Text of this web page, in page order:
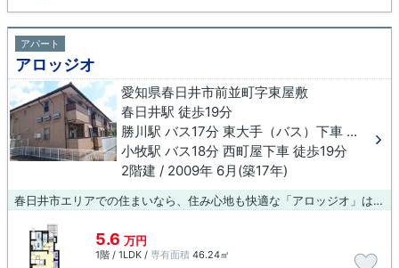
アパート
アロッジオ
愛知県春日井市前並町字東屋敷
春日井駅 徒歩19分
勝川駅 バス17分 東大手（バス）下車 徒歩10分
小牧駅 バス18分 西町屋下車 徒歩19分
2階建 / 2009年 6月(築17年)
春日井市エリアでの住まいなら、住み心地も快適な「アロッジオ」はいかがでしょうか。アパートタイプのお部屋です。新たな生活を始めようとお考えの方に、当社オススメの物件をご紹介いたします。シングルからファミリー向けまで、様々な物件を取り扱っておりますので、ぜひご検討下さい。
5.6 万円
1階 / 1LDK / 専有面積 46.24㎡